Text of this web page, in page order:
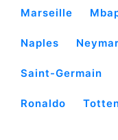
Marseille
Naples Neymar
Saint-Germain
Ronaldo